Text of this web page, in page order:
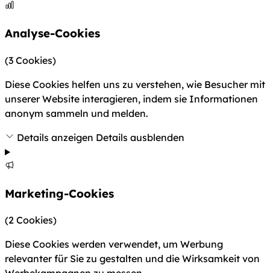
Analyse-Cookies
(3 Cookies)
Diese Cookies helfen uns zu verstehen, wie Besucher mit
unserer Website interagieren, indem sie Informationen
anonym sammeln und melden.
Details anzeigen Details ausblenden
Marketing-Cookies
(2 Cookies)
Diese Cookies werden verwendet, um Werbung
relevanter für Sie zu gestalten und die Wirksamkeit von